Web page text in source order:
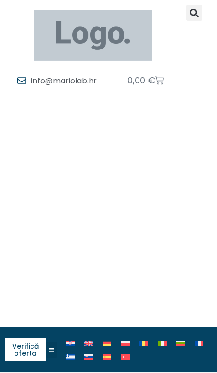
info@mariolab.hr 0,00 €
Verifică
oferta